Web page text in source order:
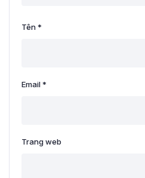
Tên*
Email*
Trang web